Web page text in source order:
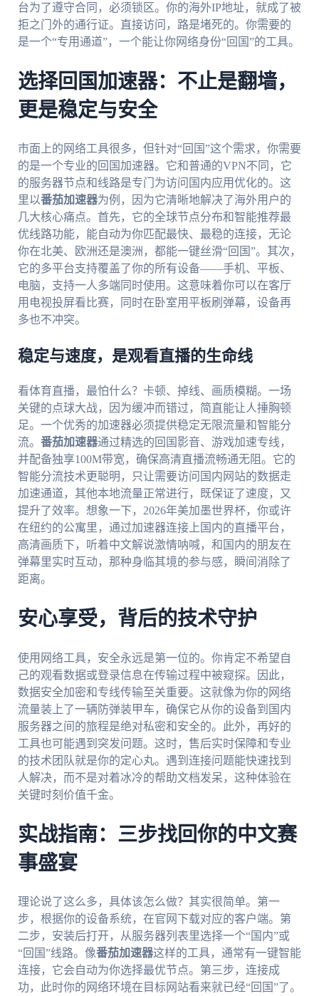
台为了遵守合同，必须锁区。你的海外IP地址，就成了被
拒之门外的通行证。直接访问，路是堵死的。你需要的
是一个“专用通道”，一个能让你网络身份“回国”的工具。
选择回国加速器：不止是翻墙，
更是稳定与安全
市面上的网络工具很多，但针对“回国”这个需求，你需要
的是一个专业的回国加速器。它和普通的VPN不同，它
的服务器节点和线路是专门为访问国内应用优化的。这
里以番茄加速器为例，因为它清晰地解决了海外用户的
几大核心痛点。首先，它的全球节点分布和智能推荐最
优线路功能，能自动为你匹配最快、最稳的连接，无论
你在北美、欧洲还是澳洲，都能一键丝滑“回国”。其次，
它的多平台支持覆盖了你的所有设备——手机、平板、
电脑，支持一人多端同时使用。这意味着你可以在客厅
用电视投屏看比赛，同时在卧室用平板刷弹幕，设备再
多也不冲突。
稳定与速度，是观看直播的生命线
看体育直播，最怕什么？卡顿、掉线、画质模糊。一场
关键的点球大战，因为缓冲而错过，简直能让人捶胸顿
足。一个优秀的加速器必须提供稳定无限流量和智能分
流。 番茄加速器通过精选的回国影音、游戏加速专线，
并配备独享100M带宽，确保高清直播流畅通无阻。它的
智能分流技术更聪明，只让需要访问国内网站的数据走
加速通道，其他本地流量正常进行，既保证了速度，又
提升了效率。想象一下，2026年美加墨世界杯，你或许
在纽约的公寓里，通过加速器连接上国内的直播平台，
高清画质下，听着中文解说激情呐喊，和国内的朋友在
弹幕里实时互动，那种身临其境的参与感，瞬间消除了
距离。
安心享受，背后的技术守护
使用网络工具，安全永远是第一位的。你肯定不希望自
己的观看数据或登录信息在传输过程中被窥探。因此，
数据安全加密和专线传输至关重要。这就像为你的网络
流量装上了一辆防弹装甲车，确保它从你的设备到国内
服务器之间的旅程是绝对私密和安全的。此外，再好的
工具也可能遇到突发问题。这时，售后实时保障和专业
的技术团队就是你的定心丸。遇到连接问题能快速找到
人解决，而不是对着冰冷的帮助文档发呆，这种体验在
关键时刻价值千金。
实战指南：三步找回你的中文赛
事盛宴
理论说了这么多，具体该怎么做？其实很简单。第一
步，根据你的设备系统，在官网下载对应的客户端。第
二步，安装后打开，从服务器列表里选择一个“国内”或
“回国”线路。像番茄加速器这样的工具，通常有一键智能
连接，它会自动为你选择最优节点。第三步，连接成
功，此时你的网络环境在目标网站看来就已经“回国”了。